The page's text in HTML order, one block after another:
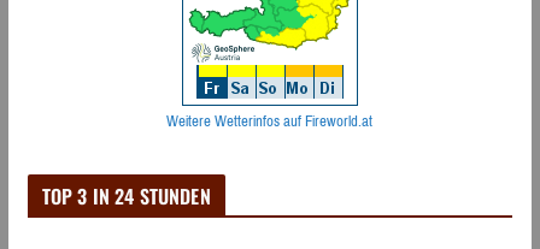
Weitere Wetterinfos auf Fireworld.at
TOP 3 IN 24 STUNDEN